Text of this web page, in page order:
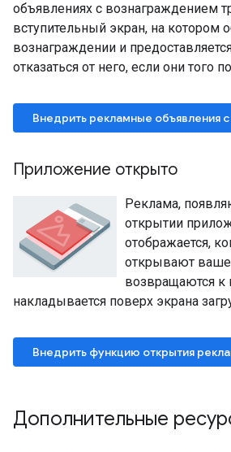
объявлениях с вознаграждением
вступительный экран, на котором
вознаграждении и
отказаться от него, если они того
Внедрить рекламные объявления
Приложение открыто
Реклама,
открытии
отображается,
открывают
возвращаются к
накладывается поверх экрана
Внедрить функцию открытия
Дополнительные